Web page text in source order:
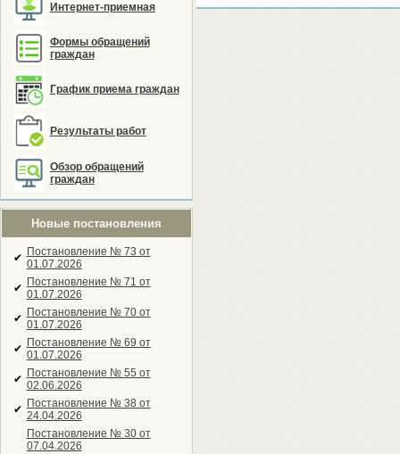
Интернет-приемная
Формы обращений
граждан
График приема граждан
Результаты работ
Обзор обращений
граждан
Новые постановления
✔ Постановление № 73 от
01.07.2026
✔ Постановление № 71 от
01.07.2026
✔ Постановление № 70 от
01.07.2026
✔ Постановление № 69 от
01.07.2026
✔ Постановление № 55 от
02.06.2026
✔ Постановление № 38 от
24.04.2026
Постановление № 30 от
07.04.2026